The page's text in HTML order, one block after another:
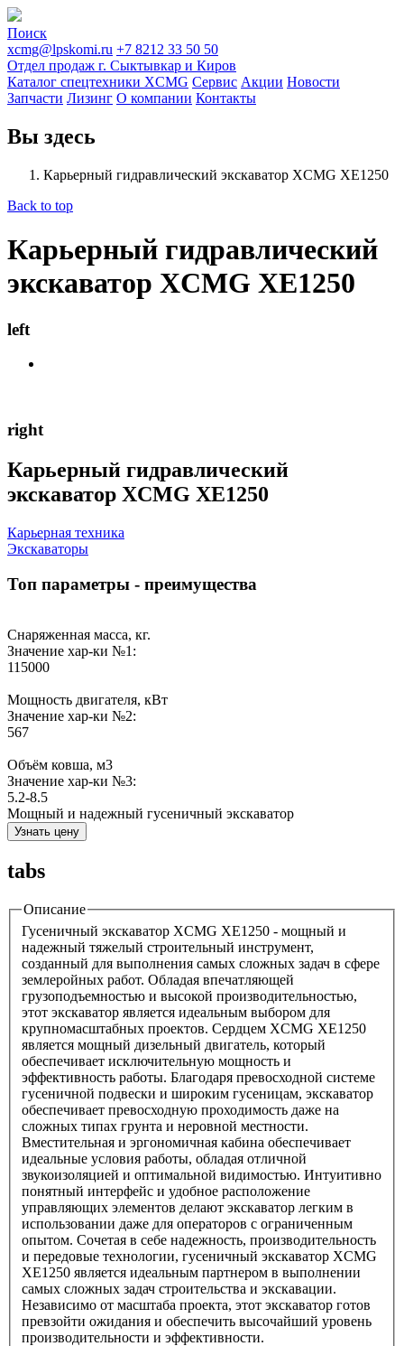
Поиск
xcmg@lpskomi.ru +7 8212 33 50 50
Отдел продаж г. Сыктывкар и Киров
Каталог спецтехники XCMG Сервис Акции Новости
Запчасти Лизинг О компании Контакты
Вы здесь
Карьерный гидравлический экскаватор XCMG XE1250
Back to top
Карьерный гидравлический
экскаватор XCMG XE1250
left
right
Карьерный гидравлический
экскаватор XCMG XE1250
Карьерная техника
Экскаваторы
Топ параметры - преимущества
Снаряженная масса, кг.
Значение хар-ки №1:
115000
Мощность двигателя, кВт
Значение хар-ки №2:
567
Объём ковша, м3
Значение хар-ки №3:
5.2-8.5
Мощный и надежный гусеничный экскаватор
Узнать цену
tabs
Описание
Гусеничный экскаватор XCMG XE1250 - мощный и
надежный тяжелый строительный инструмент,
созданный для выполнения самых сложных задач в сфере
землеройных работ. Обладая впечатляющей
грузоподъемностью и высокой производительностью,
этот экскаватор является идеальным выбором для
крупномасштабных проектов. Сердцем XCMG XE1250
является мощный дизельный двигатель, который
обеспечивает исключительную мощность и
эффективность работы. Благодаря превосходной системе
гусеничной подвески и широким гусеницам, экскаватор
обеспечивает превосходную проходимость даже на
сложных типах грунта и неровной местности.
Вместительная и эргономичная кабина обеспечивает
идеальные условия работы, обладая отличной
звукоизоляцией и оптимальной видимостью. Интуитивно
понятный интерфейс и удобное расположение
управляющих элементов делают экскаватор легким в
использовании даже для операторов с ограниченным
опытом. Сочетая в себе надежность, производительность
и передовые технологии, гусеничный экскаватор XCMG
XE1250 является идеальным партнером в выполнении
самых сложных задач строительства и экскавации.
Независимо от масштаба проекта, этот экскаватор готов
превзойти ожидания и обеспечить высочайший уровень
производительности и эффективности.